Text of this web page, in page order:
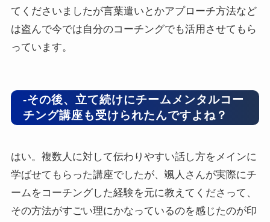
てくださいましたが言葉遣いとかアプローチ方法など
は盗んで今では自分のコーチングでも活用させてもら
っています。
-その後、立て続けにチームメンタルコー
チング講座も受けられたんですよね？
はい。複数人に対して伝わりやすい話し方をメインに
学ばせてもらった講座でしたが、颯人さんが実際にチ
ームをコーチングした経験を元に教えてくださって、
その方法がすごい理にかなっているのを感じたのが印